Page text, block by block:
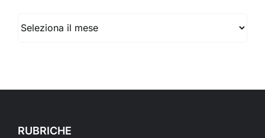
RUBRICHE